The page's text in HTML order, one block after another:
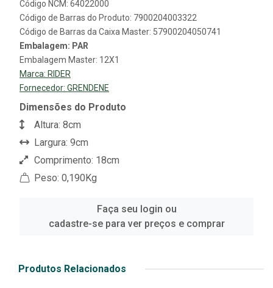
Código NCM: 64022000
Código de Barras do Produto: 7900204003322
Código de Barras da Caixa Master: 57900204050741
Embalagem: PAR
Embalagem Master: 12X1
Marca: RIDER
Fornecedor: GRENDENE
Dimensões do Produto
Altura: 8cm
Largura: 9cm
Comprimento: 18cm
Peso: 0,190Kg
Faça seu login ou
cadastre-se para ver preços e comprar
Produtos Relacionados